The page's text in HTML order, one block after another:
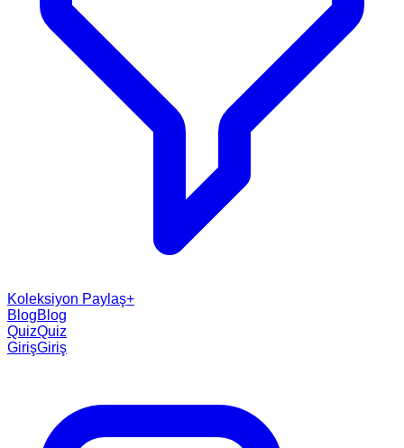
Koleksiyon Paylaş+
BlogBlog
QuizQuiz
GirişGiriş